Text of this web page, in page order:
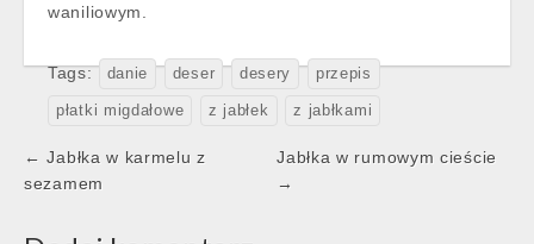
waniliowym.
Tags: danie deser desery przepis
płatki migdałowe z jabłek z jabłkami
Post
navigation
← Jabłka w karmelu z
sezamem
Jabłka w rumowym cieście
→